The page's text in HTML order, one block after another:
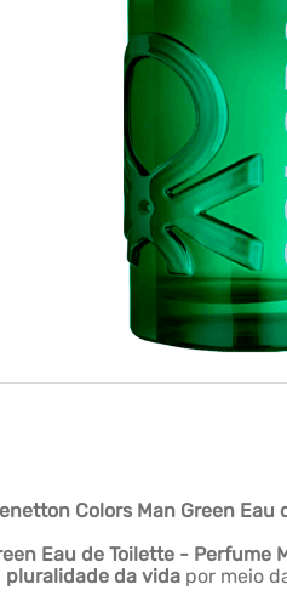
Colors Man Green Eau
Eau de Toilette - Perfume
pluralidade da vida por meio